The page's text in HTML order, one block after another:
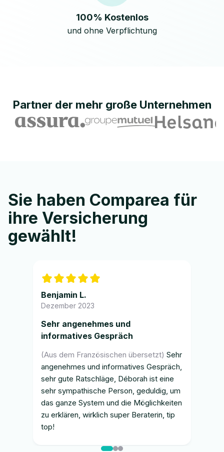
100% Kostenlos
und ohne Verpflichtung
Partner der mehr große Unternehmen
Sie haben Comparea für
ihre Versicherung
gewählt!
Benjamin L.
Dezember 2023
Sehr angenehmes und
informatives Gespräch
(Aus dem Französischen übersetzt) Sehr
angenehmes und informatives Gespräch,
sehr gute Ratschläge, Déborah ist eine
sehr sympathische Person, geduldig, um
das ganze System und die Möglichkeiten
zu erklären, wirklich super Beraterin, tip
top!